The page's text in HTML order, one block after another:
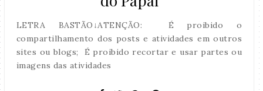
LETRA BASTÃO↓ATENÇÃO: É proibido o
compartilhamento dos posts e atividades em outros
sites ou blogs; É proibido recortar e usar partes ou
imagens das atividades